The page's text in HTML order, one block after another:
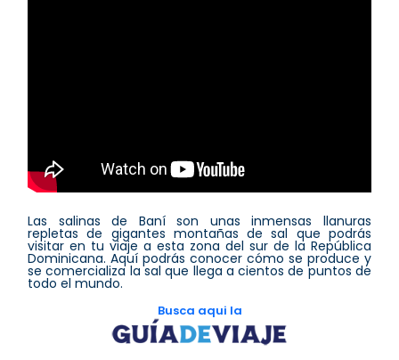
Las salinas de Baní son unas inmensas llanuras
repletas de gigantes montañas de sal que podrás
visitar en tu viaje a esta zona del sur de la República
Dominicana. Aquí podrás conocer cómo se produce y
se comercializa la sal que llega a cientos de puntos de
todo el mundo.
Busca aqui la